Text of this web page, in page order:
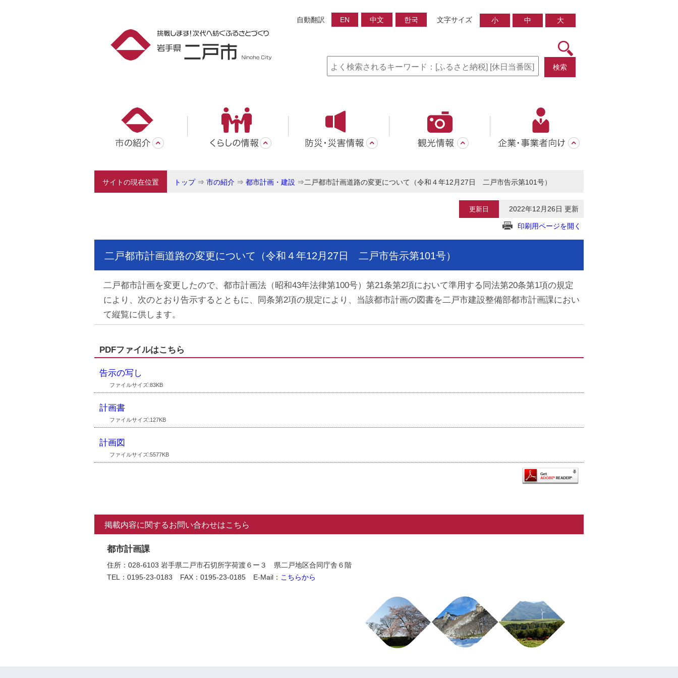
自動翻訳 EN 中文 한국 文字サイズ 小 中 大
検索
サイトの現在位置 トップ⇒ 市の紹介 ⇒ 都市計画・建設 ⇒二戸都市計画道路の変更について（令和４年12月27日 二戸市告示第101号）
更新日 2022年12月26日 更新
印刷用ページを開く
二戸都市計画道路の変更について（令和４年12月27日 二戸市告示第101号）
二戸都市計画を変更したので、都市計画法（昭和43年法律第100号）第21条第2項において準用する同法第20条第1項の規定
により、次のとおり告示するとともに、同条第2項の規定により、当該都市計画の図書を二戸市建設整備部都市計画課におい
て縦覧に供します。
PDFファイルはこちら
告示の写し
ファイルサイズ:83KB
計画書
ファイルサイズ:127KB
計画図
ファイルサイズ:5577KB
掲載内容に関するお問い合わせはこちら
都市計画課
住所：028-6103 岩手県二戸市石切所字荷渡６ー３ 県二戸地区合同庁舎６階
TEL：0195-23-0183
FAX：0195-23-0185 E-Mail： こちらから